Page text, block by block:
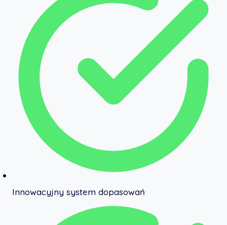
Innowacyjny system dopasowań